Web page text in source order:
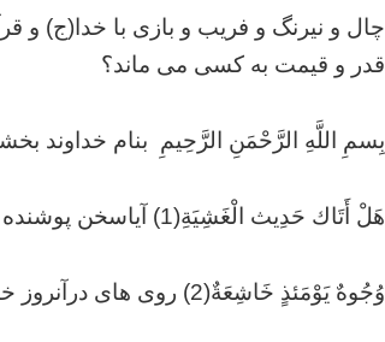
چال و نیرنگ و فریب و بازی با خدا(ج) و
قدر و قیمت به کسی می ماند؟
بِسمِ اللَّهِ الرَّحْمَنِ الرَّحِيمِ بنام خداوند
هَلْ أَتَاك حَدِيث الْغَشِيَةِ(1) آیاسخن پوشنده به تو رسيده است !؟
وُجُوهٌ يَوْمَئذٍ خَاشِعَةٌ(2) روی های درآنروز خوار باشند.